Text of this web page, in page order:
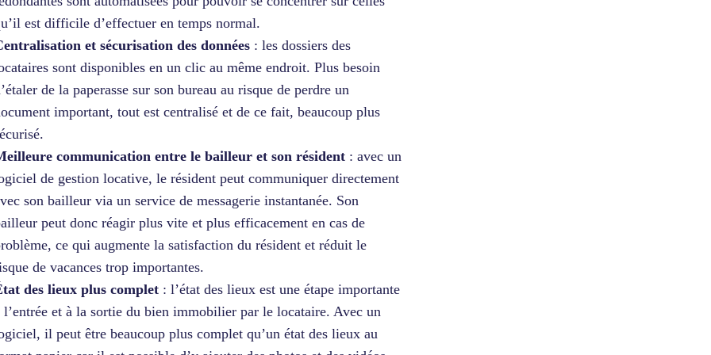
est difficile d’effectuer en temps normal.
et sécurisation des données : les dossiers des
sont disponibles en un clic au même endroit. Plus besoin
de la paperasse sur son bureau au risque de perdre un
important, tout est centralisé et de ce fait, beaucoup plus
communication entre le bailleur et son résident : avec un
de gestion locative, le résident peut communiquer directement
son bailleur via un service de messagerie instantanée. Son
peut donc réagir plus vite et plus efficacement en cas de
ce qui augmente la satisfaction du résident et réduit le
de vacances trop importantes.
des lieux plus complet : l’état des lieux est une étape importante
l’entrée et à la sortie du bien immobilier par le locataire. Avec un
il peut être beaucoup plus complet qu’un état des lieux au